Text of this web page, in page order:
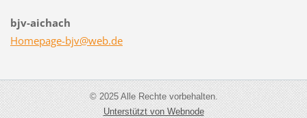
bjv-aichach
Homepage-bjv@web.de
© 2025 Alle Rechte vorbehalten.
Unterstützt von Webnode